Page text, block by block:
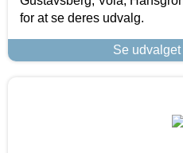
for at se deres udvalg.
Se